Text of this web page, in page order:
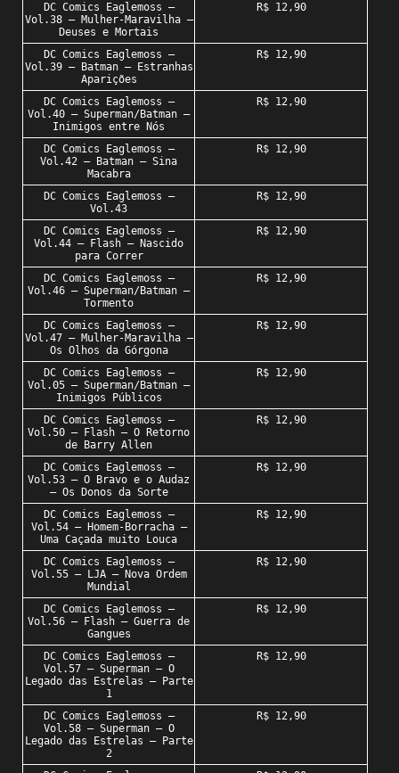
DC Comics Eaglemoss –
Vol.38 – Mulher-Maravilha –
Deuses e Mortais
R$ 12,90
DC Comics Eaglemoss –
Vol.39 – Batman – Estranhas
Aparições
R$ 12,90
DC Comics Eaglemoss –
Vol.40 – Superman/Batman –
Inimigos entre Nós
R$ 12,90
DC Comics Eaglemoss –
Vol.42 – Batman – Sina
Macabra
R$ 12,90
DC Comics Eaglemoss –
Vol.43
R$ 12,90
DC Comics Eaglemoss –
Vol.44 – Flash – Nascido
para Correr
R$ 12,90
DC Comics Eaglemoss –
Vol.46 – Superman/Batman –
Tormento
R$ 12,90
DC Comics Eaglemoss –
Vol.47 – Mulher-Maravilha –
Os Olhos da Górgona
R$ 12,90
DC Comics Eaglemoss –
Vol.05 – Superman/Batman –
Inimigos Públicos
R$ 12,90
DC Comics Eaglemoss –
Vol.50 – Flash – O Retorno
de Barry Allen
R$ 12,90
DC Comics Eaglemoss –
Vol.53 – O Bravo e o Audaz
– Os Donos da Sorte
R$ 12,90
DC Comics Eaglemoss –
Vol.54 – Homem-Borracha –
Uma Caçada muito Louca
R$ 12,90
DC Comics Eaglemoss –
Vol.55 – LJA – Nova Ordem
Mundial
R$ 12,90
DC Comics Eaglemoss –
Vol.56 – Flash – Guerra de
Gangues
R$ 12,90
DC Comics Eaglemoss –
Vol.57 – Superman – O
Legado das Estrelas – Parte
1
R$ 12,90
DC Comics Eaglemoss –
Vol.58 – Superman – O
Legado das Estrelas – Parte
2
R$ 12,90